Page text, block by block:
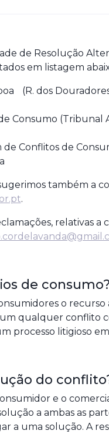
de Resolução
em listagem
(R. dos Douradores,
Consumo (Tribunal
de Conflitos de
também a
.
relativas a
de consumo?
o recurso
um qualquer conflito
processo litigioso
do
e o
a ambas as
a uma solução. A